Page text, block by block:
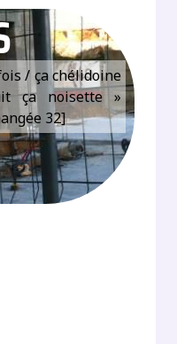
/ ça chélidoine
ça noisette »
32]